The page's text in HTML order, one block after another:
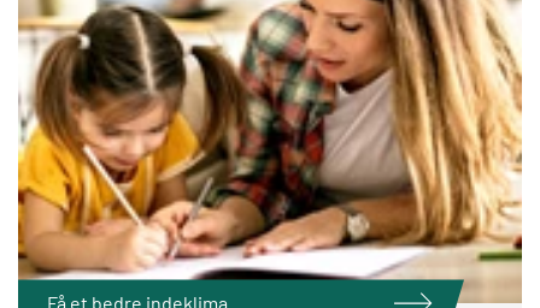
Få et bedre indeklima